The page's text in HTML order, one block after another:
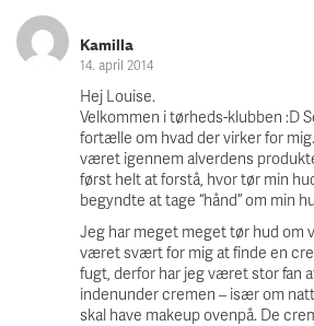
Kamilla
14. april 2014
Hej Louise.
Velkommen i tørheds-klubben :D
fortælle om hvad der virker for
været igennem alverdens
først helt at forstå, hvor tør min
begyndte at tage “hånd” om min
Jeg har meget meget tør hud om
været svært for mig at finde en
fugt, derfor har jeg været stor fan
indenunder cremen – især om
skal have makeup ovenpå. De